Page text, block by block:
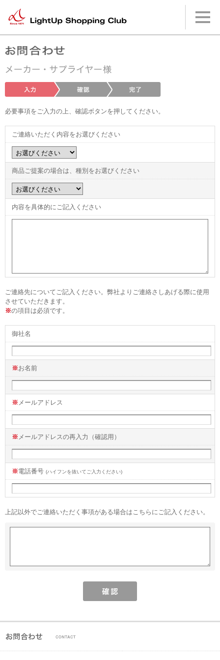
メ
ン
ニ
へ
必要事項をご入力の上、確認ボタンを押してください。
ご連絡いただく内容をお選びください
商品ご提案の場合は、種別をお選びください
内容を具体的にご記入ください
ご連絡先についてご記入ください。弊社よりご連絡さしあげる際に使用
させていただきます。
※の項目は必須です。
御社名
※お名前
※ メールアドレス
※ メールアドレスの再入力（確認用）
※電話番号 (ハイフンを抜いてご入力ください)
上記以外でご連絡いただく事項がある場合はこちらにご記入ください。